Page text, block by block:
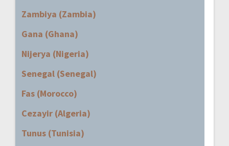
Zambiya (Zambia)
Gana (Ghana)
Nijerya (Nigeria)
Senegal (Senegal)
Fas (Morocco)
Cezayir (Algeria)
Tunus (Tunisia)